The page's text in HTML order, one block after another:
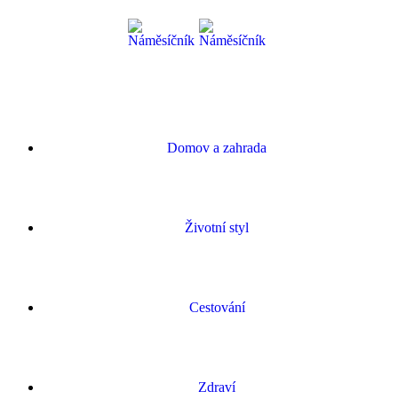
Domov a zahrada
Životní styl
Cestování
Zdraví